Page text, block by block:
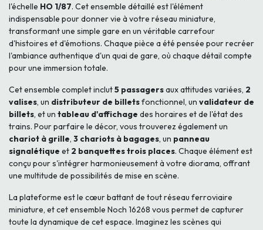
l'échelle HO 1/87. Cet ensemble détaillé est l'élément
indispensable pour donner vie à votre réseau miniature,
transformant une simple gare en un véritable carrefour
d'histoires et d'émotions. Chaque pièce a été pensée pour recréer
l'ambiance authentique d'un quai de gare, où chaque détail compte
pour une immersion totale.
Cet ensemble complet inclut5 passagersaux attitudes variées, 2
valises, un distributeur de billetsfonctionnel, un validateur de
billets, et un tableau d'affichage des horaires et de l'état des
trains. Pour parfaire le décor, vous trouverez également un
chariot à grille, 3 chariots à bagages, un panneau
signalétique et 2 banquettes trois places. Chaque élément est
conçu pour s'intégrer harmonieusement à votre diorama, offrant
une multitude de possibilités de mise en scène.
La plateforme est le cœur battant de tout réseau ferroviaire
miniature, et cet ensemble Noch 16268 vous permet de capturer
toute la dynamique de cet espace. Imaginez les scènes qui